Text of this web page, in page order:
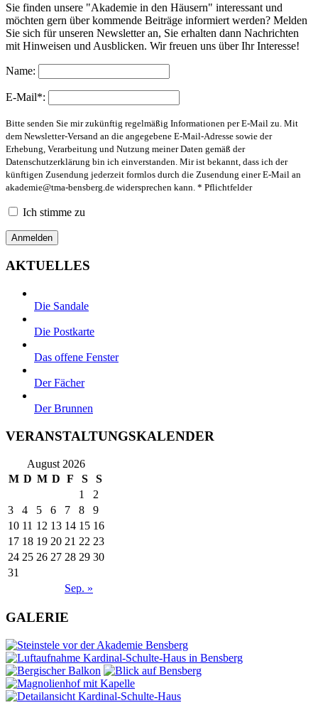
Sie finden unsere "Akademie in den Häusern" interessant und
möchten gern über kommende Beiträge informiert werden? Melden
Sie sich für unseren Newsletter an, Sie erhalten dann Nachrichten
mit Hinweisen und Ausblicken. Wir freuen uns über Ihr Interesse!
Name:
E-Mail*:
Bitte senden Sie mir zukünftig regelmäßig Informationen per E-Mail zu. Mit
dem Newsletter-Versand an die angegebene E-Mail-Adresse sowie der
Erhebung, Verarbeitung und Nutzung meiner Daten gemäß der
Datenschutzerklärung bin ich einverstanden. Mir ist bekannt, dass ich der
künftigen Zusendung jederzeit formlos durch die Zusendung einer E-Mail an
akademie@tma-bensberg.de widersprechen kann. * Pflichtfelder
Ich stimme zu
AKTUELLES
Die Sandale
Die Postkarte
Das offene Fenster
Der Fächer
Der Brunnen
VERANSTALTUNGSKALENDER
August 2026
M D M D F S S
Sep. »
1
2
3
4 5 6 7 8
9
10 11 12 13 14 15 16
17 18 19 20 21 22 23
24 25 26 27 28 29 30
31
GALERIE